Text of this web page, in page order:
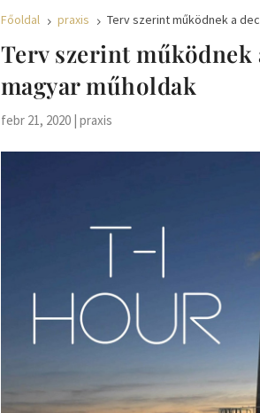
Főoldal 5 praxis 5 Terv szerint működnek a
Terv szerint
magyar műholdak
febr 21, 2020| praxis